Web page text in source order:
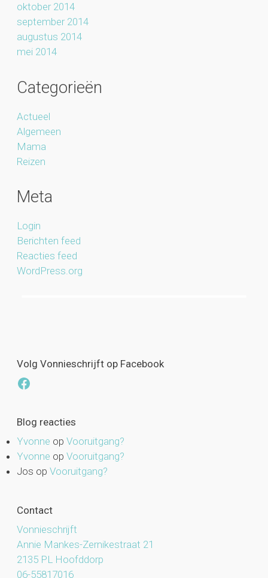
oktober 2014
september 2014
augustus 2014
mei 2014
Categorieën
Actueel
Algemeen
Mama
Reizen
Meta
Login
Berichten feed
Reacties feed
WordPress.org
Volg Vonnieschrijft op Facebook
Facebook
Blog reacties
Yvonne op Vooruitgang?
Yvonne op Vooruitgang?
Jos op Vooruitgang?
Contact
Vonnieschrijft
Annie Mankes-Zernikestraat 21
2135 PL Hoofddorp
06-55817016